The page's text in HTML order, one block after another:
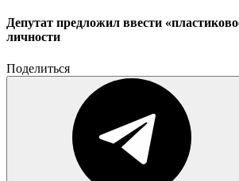
Депутат предложил ввести
личности
Поделиться